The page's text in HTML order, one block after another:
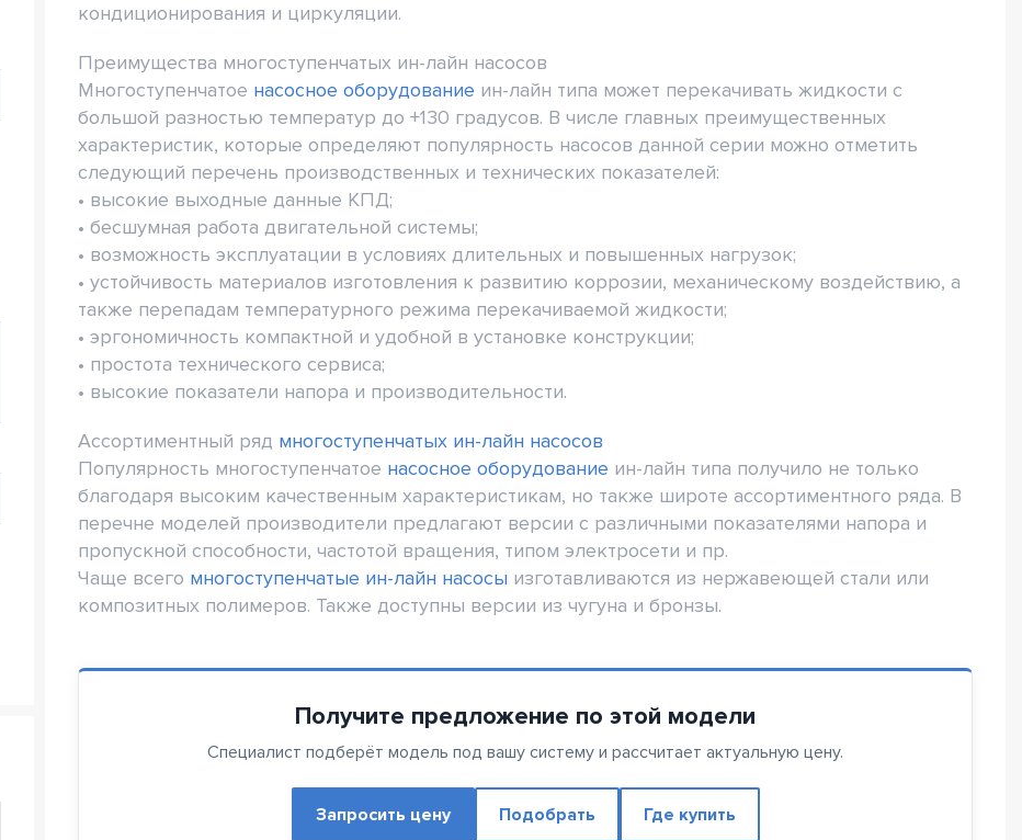
кондиционирования и циркуляции.
Преимущества многоступенчатых ин-лайн насосов
Многоступенчатое насосное оборудование ин-лайн типа может перекачивать жидкости с
большой разностью температур до +130 градусов. В числе главных преимущественных
характеристик, которые определяют популярность насосов данной серии можно отметить
следующий перечень производственных и технических показателей:
• высокие выходные данные КПД;
• бесшумная работа двигательной системы;
• возможность эксплуатации в условиях длительных и повышенных нагрузок;
• устойчивость материалов изготовления к развитию коррозии, механическому воздействию, а
также перепадам температурного режима перекачиваемой жидкости;
• эргономичность компактной и удобной в установке конструкции;
• простота технического сервиса;
• высокие показатели напора и производительности.
Ассортиментный ряд многоступенчатых ин-лайн насосов
Популярность многоступенчатое насосное оборудование ин-лайн типа получило не только
благодаря высоким качественным характеристикам, но также широте ассортиментного ряда. В
перечне моделей производители предлагают версии с различными показателями напора и
пропускной способности, частотой вращения, типом электросети и пр.
Чаще всего многоступенчатые ин-лайн насосы изготавливаются из нержавеющей стали или
композитных полимеров. Также доступны версии из чугуна и бронзы.
Получите предложение по этой модели
Специалист подберёт модель под вашу систему и рассчитает актуальную цену.
Запросить цену Подобрать Где купить